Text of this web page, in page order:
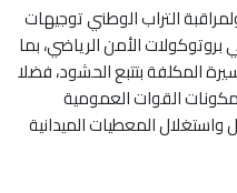
التراب الوطني توجيهات
الأمن الرياضي، بما
المكلفة بتتبع الحشود، فضلا
القوات العمومية
واستغلال المعطيات الميدانية